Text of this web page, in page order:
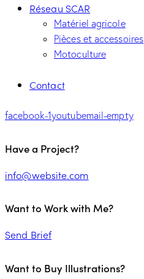
Réseau SCAR
Matériel agricole
Pièces et accessoires
Motoculture
Contact
facebook-1youtubemail-empty
Have a Project?
info@website.com
Want to Work with Me?
Send Brief
Want to Buy Illustrations?